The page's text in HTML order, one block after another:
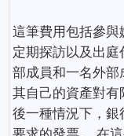
這筆費用包括參與
定期探訪以及出
部成員和一名外
其自己的資產對
後一種情況下，